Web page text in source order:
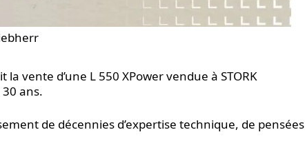
vente d’une L 550 XPower vendue à STORK
ans.
de décennies d’expertise technique, de pensées